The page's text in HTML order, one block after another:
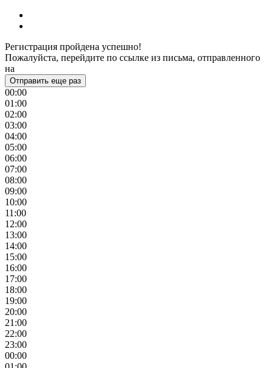
Регистрация пройдена успешно!
Пожалуйста, перейдите по ссылке из письма, отправленного
на
Отправить еще раз
00:00
01:00
02:00
03:00
04:00
05:00
06:00
07:00
08:00
09:00
10:00
11:00
12:00
13:00
14:00
15:00
16:00
17:00
18:00
19:00
20:00
21:00
22:00
23:00
00:00